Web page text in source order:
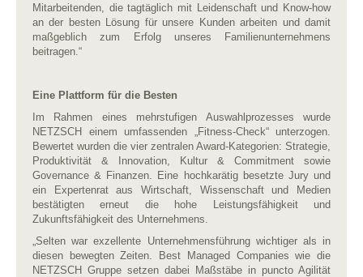
Mitarbeitenden, die tagtäglich mit Leidenschaft und Know-how
an der besten Lösung für unsere Kunden arbeiten und damit
maßgeblich zum Erfolg unseres Familienunternehmens
beitragen.“
Eine Plattform für die Besten
Im Rahmen eines mehrstufigen Auswahlprozesses wurde
NETZSCH einem umfassenden „Fitness-Check“ unterzogen.
Bewertet wurden die vier zentralen Award-Kategorien: Strategie,
Produktivität & Innovation, Kultur & Commitment sowie
Governance & Finanzen. Eine hochkarätig besetzte Jury und
ein Expertenrat aus Wirtschaft, Wissenschaft und Medien
bestätigten erneut die hohe Leistungsfähigkeit und
Zukunftsfähigkeit des Unternehmens.
„Selten war exzellente Unternehmensführung wichtiger als in
diesen bewegten Zeiten. Best Managed Companies wie die
NETZSCH Gruppe setzen dabei Maßstäbe in puncto Agilität